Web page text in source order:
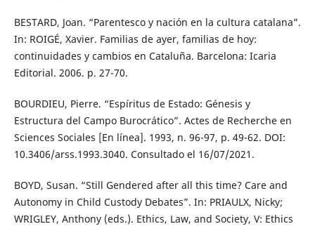
BESTARD, Joan. “Parentesco y nación en la cultura catalana”.
In: ROIGÉ, Xavier. Familias de ayer, familias de hoy:
continuidades y cambios en Cataluña. Barcelona: Icaria
Editorial. 2006. p. 27-70.
BOURDIEU, Pierre. “Espíritus de Estado: Génesis y
Estructura del Campo Burocrático”. Actes de Recherche en
Sciences Sociales [En línea]. 1993, n. 96-97, p. 49-62. DOI:
10.3406/arss.1993.3040. Consultado el 16/07/2021.
BOYD, Susan. “Still Gendered after all this time? Care and
Autonomy in Child Custody Debates”. In: PRIAULX, Nicky;
WRIGLEY, Anthony (eds.). Ethics, Law, and Society, V: Ethics